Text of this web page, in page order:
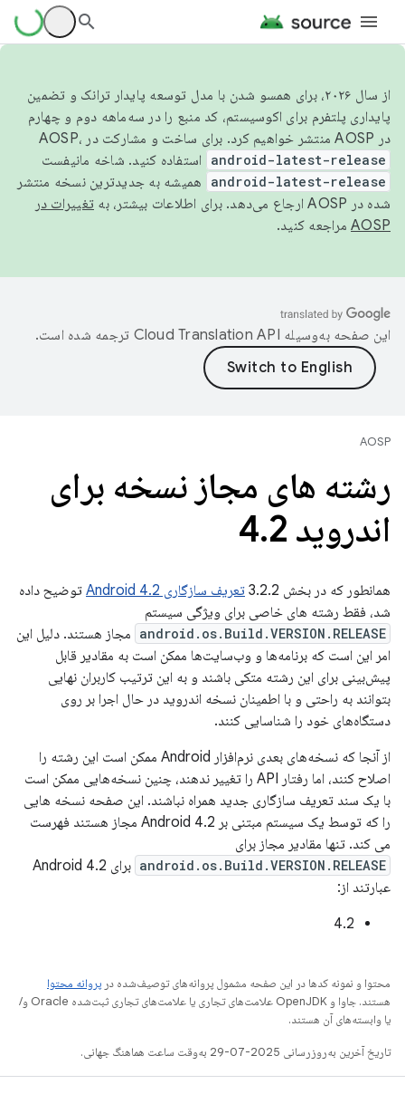
از سال ۲۰۲۶، برای همسو شدن با مدل توسعه پایدار ترانک و تضمین
پایداری پلتفرم برای اکوسیستم، کد منبع را در سه‌ماهه دوم و چهارم
در AOSP منتشر خواهیم کرد. برای ساخت و مشارکت در AOSP،
android-latest-release استفاده کنید. شاخه مانیفست
android-latest-release
همیشه به جدیدترین نسخه منتشر
شده در AOSP ارجاع می‌دهد. برای اطلاعات بیشتر، به
تغییرات در
AOSP مراجعه کنید.
این صفحه به‌وسیله ترجمه شده است.
AOSP
رشته های مجاز نسخه برای
اندروید 4
.2
همانطور که در بخش 3.2.2 تعریف سازگاری Android 4.2
توضیح داده
شد، فقط رشته های خاصی برای ویژگی سیستم
android.os.Build.VERSION.RELEASE مجاز هستند. دلیل این
امر این است که برنامه‌ها و وب‌سایت‌ها ممکن است به مقادیر قابل
پیش‌بینی برای این رشته متکی باشند و به این ترتیب کاربران نهایی
بتوانند به راحتی و با اطمینان نسخه اندروید در حال اجرا بر روی
دستگاه‌های خود را شناسایی کنند.
از آنجا که نسخه‌های بعدی نرم‌افزار Android ممکن است این رشته را
اصلاح کنند، اما رفتار API را تغییر ندهند، چنین نسخه‌هایی ممکن است
با یک سند تعریف سازگاری جدید همراه نباشند. این صفحه نسخه هایی
را که توسط یک سیستم مبتنی بر Android 4.2 مجاز هستند فهرست
می کند. تنها مقادیر مجاز برای
android.os.Build.VERSION.RELEASE
برای Android 4.2
عبارتند از:
4.2
محتوا و نمونه کدها در این صفحه مشمول پروانه‌های توصیف‌شده در پروانه محتوا
هستند. جاوا و OpenJDK علامت‌های تجاری یا علامت‌های تجاری ثبت‌شده Oracle و/
یا وابسته‌های آن هستند.
تاریخ آخرین به‌روزرسانی 2025-07-29 به‌وقت ساعت هماهنگ جهانی.